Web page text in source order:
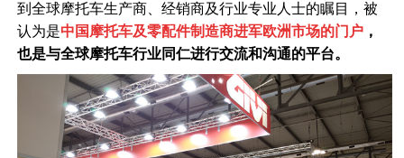
到全球摩托车生产商、经销商及行业专业人士的瞩目，被
认为是中国摩托车及零配件制造商进军欧洲市场的门户，
也是与全球摩托车行业同仁进行交流和沟通的平台。